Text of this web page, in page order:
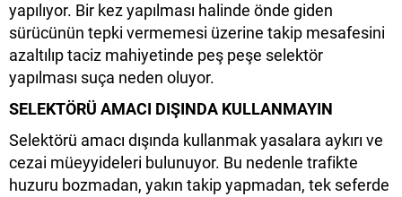
yapılıyor. Bir kez yapılması halinde önde giden
sürücünün tepki vermemesi üzerine takip mesafesini
azaltılıp taciz mahiyetinde peş peşe selektör
yapılması suça neden oluyor.
SELEKTÖRÜ AMACI DIŞINDA KULLANMAYIN
Selektörü amacı dışında kullanmak yasalara aykırı ve
cezai müeyyideleri bulunuyor. Bu nedenle trafikte
huzuru bozmadan, yakın takip yapmadan, tek seferde